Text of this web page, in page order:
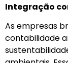
Integração
As empresas
contabilidade